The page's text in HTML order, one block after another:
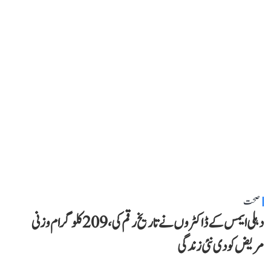
صحت
دہلی ایمس کے ڈاکٹروں نے تاریخ رقم کی، 209 کلوگرام وزنی
مریض کو دی نئی زندگی